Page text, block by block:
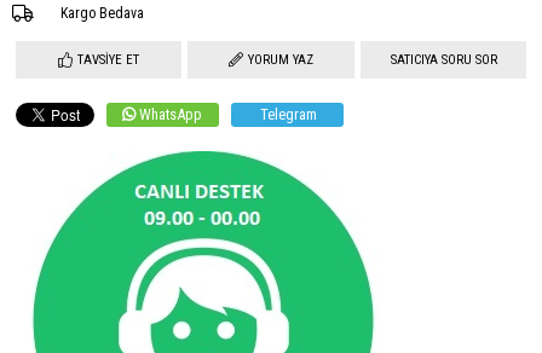
Kargo Bedava
TAVSIYE ET YORUM YAZ SATICIYA SORU SOR
WhatsApp Telegram